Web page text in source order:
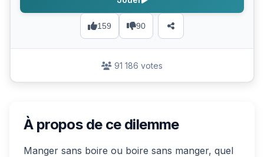
159 90
91 186 votes
À propos de ce dilemme
Manger sans boire ou boire sans manger, quel